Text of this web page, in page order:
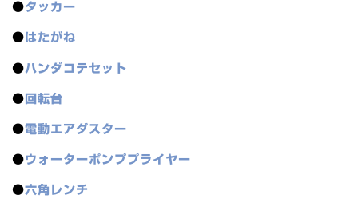
●タッカー
●はたがね
●ハンダコテセット
● 回転台
●電動エアダスター
●ウォーターポンププライヤー
●六角レンチ